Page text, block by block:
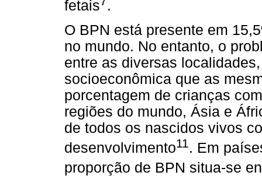
fetais .
O BPN está presente em
no mundo. No entanto, o
entre as diversas
socioeconômica que as
porcentagem de crianças
regiões do mundo, Ásia e
de todos os nascidos vivos
desenvolvimento11 . Em
proporção de BPN situa-se